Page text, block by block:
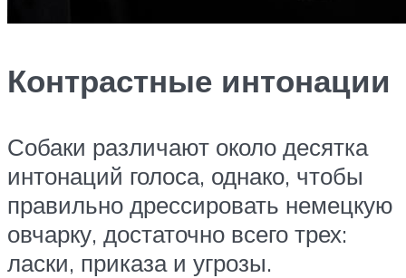
Контрастные интонации
Собаки различают около десятка
интонаций голоса, однако, чтобы
правильно дрессировать немецкую
овчарку, достаточно всего трех:
ласки, приказа и угрозы.